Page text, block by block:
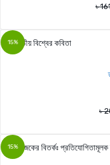
৳
15%
৳
15%